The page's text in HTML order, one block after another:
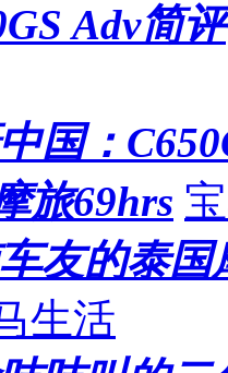
Adv简评
国：
旅69hrs
友的泰国
生活